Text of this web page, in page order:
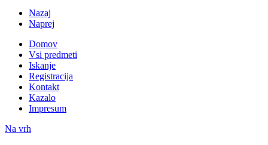
Nazaj
Naprej
Domov
Vsi predmeti
Iskanje
Registracija
Kontakt
Kazalo
Impresum
Na vrh